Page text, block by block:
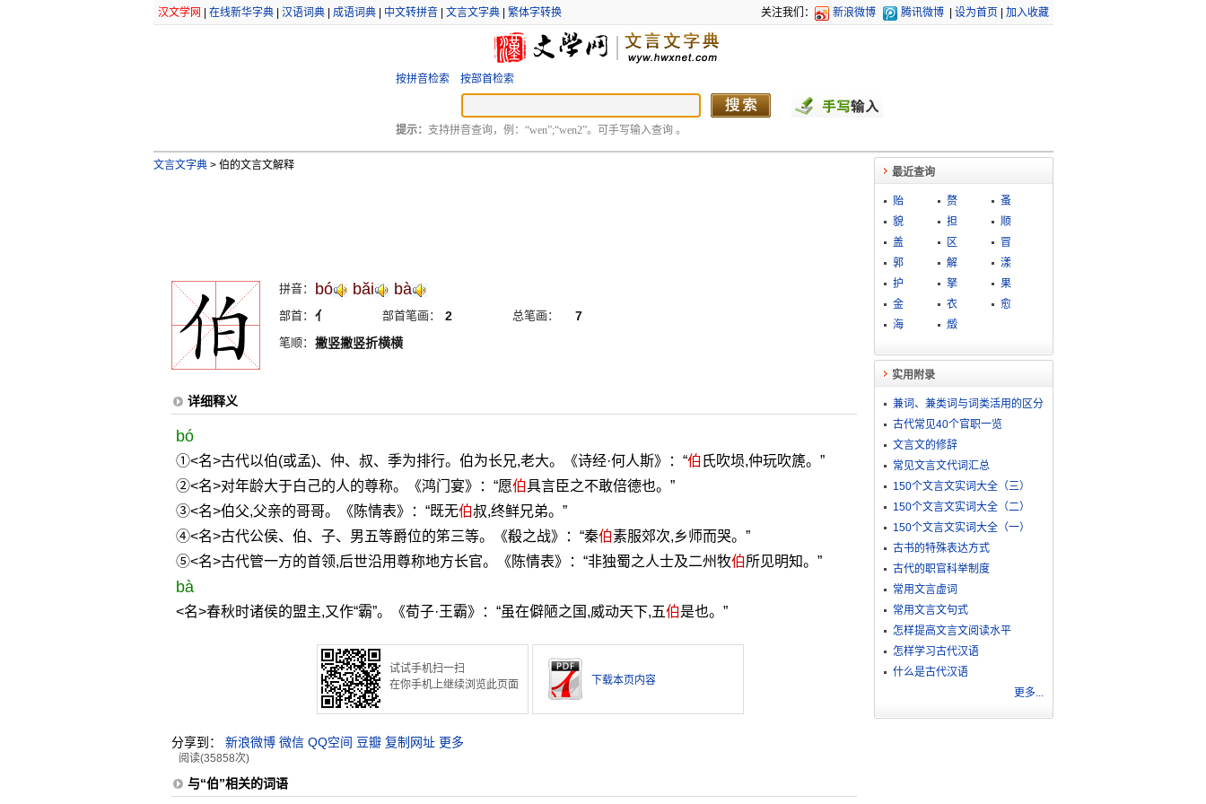
汉文学网 在线新华字典| 汉语词典| 成语词典| 中文转拼音| 文言文字典| 繁体字转换 关注我们： 新浪微博 腾讯微博 设为首页 加入收藏
按拼音检索 按部首检索
提示： 支持拼音查询，例：“wen”;“wen2”。可手写输入查询 。
文言文字典 >伯的文言文解释
拼音： bó băi bà
部首： 亻 部首笔画： 2 总笔画： 7
笔顺： 撇竖撇竖折横横
详细释义
bó
①<名>古代以伯(或孟)、仲、叔、季为排行。伯为长兄,老大。《诗经·何人斯》：“伯 氏吹埙,仲玩吹篪。”
②<名>对年龄大于白己的人的尊称。《鸿门宴》：“愿伯具言臣之不敢倍德也。”
③<名>伯父,父亲的哥哥。《陈情表》：“既无伯叔,终鲜兄弟。”
④<名>古代公侯、伯、子、男五等爵位的笫三等。《殽之战》：“秦伯素服郊次,乡师而哭。”
⑤<名>古代管一方的首领,后世沿用尊称地方长官。《陈情表》：“非独蜀之人士及二州牧伯所见明知。”
bà
<名>春秋时诸侯的盟主,又作“霸”。《荀子·王霸》：“虽在僻陋之国,威动天下,五伯是也。”
试试手机扫一扫
在你手机上继续浏览此页面
下载本页内容
分享到： 新浪微博 微信 QQ空间 豆瓣 复制网址 更多
阅读(35858次)
与“伯”相关的词语
最近查询
贻 赘
蚤
貌
担
顺
盖
区
冒
郭
解
漾
护
拏
果
金
衣
愈
海
燬
实用附录
兼词、兼类词与词类活用的区分
古代常见40个官职一览
文言文的修辞
常见文言文代词汇总
150个文言文实词大全（三）
150个文言文实词大全（二）
150个文言文实词大全（一）
古书的特殊表达方式
古代的职官科举制度
常用文言虚词
常用文言文句式
怎样提高文言文阅读水平
怎样学习古代汉语
什么是古代汉语
更多...